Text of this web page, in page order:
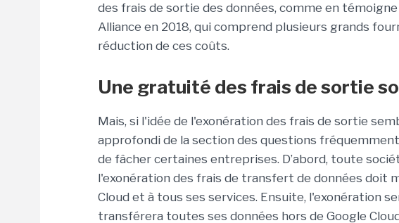
des frais de sortie des données, comme en
Alliance en 2018, qui comprend plusieurs grands
réduction de ces coûts.
Une gratuité des frais de sortie
Mais, si l'idée de l'exonération des frais de sortie
approfondi de la section des questions fréquemment
de fâcher certaines entreprises. D’abord, toute
l'exonération des frais de transfert de données doit
Cloud et à tous ses services. Ensuite, l'exonération
transférera toutes ses données hors de Google